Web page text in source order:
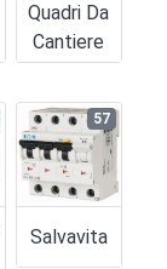
Quadri Da
Cantiere
Salvavita
57